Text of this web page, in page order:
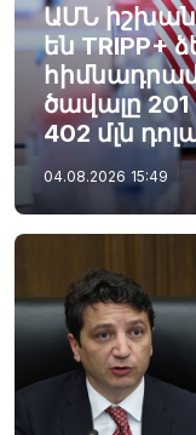
ԱՄՆ
են
ծավալը 201
402 մլն
04.08.2026 15:49